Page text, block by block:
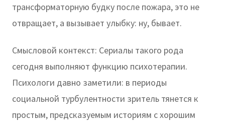
трансформаторную будку после пожара, это не
отвращает, а вызывает улыбку: ну, бывает.
Смысловой контекст: Сериалы такого рода
сегодня выполняют функцию психотерапии.
Психологи давно заметили: в периоды
социальной турбулентности зритель тянется к
простым, предсказуемым историям с хорошим